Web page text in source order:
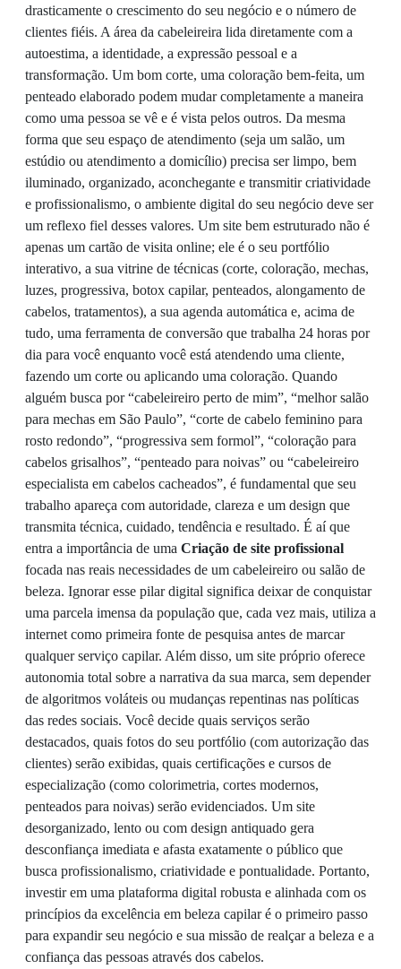
drasticamente o crescimento do seu negócio e o número de
clientes fiéis. A área da cabeleireira lida diretamente com a
autoestima, a identidade, a expressão pessoal e a
transformação. Um bom corte, uma coloração bem-feita, um
penteado elaborado podem mudar completamente a maneira
como uma pessoa se vê e é vista pelos outros. Da mesma
forma que seu espaço de atendimento (seja um salão, um
estúdio ou atendimento a domicílio) precisa ser limpo, bem
iluminado, organizado, aconchegante e transmitir criatividade
e profissionalismo, o ambiente digital do seu negócio deve ser
um reflexo fiel desses valores. Um site bem estruturado não é
apenas um cartão de visita online; ele é o seu portfólio
interativo, a sua vitrine de técnicas (corte, coloração, mechas,
luzes, progressiva, botox capilar, penteados, alongamento de
cabelos, tratamentos), a sua agenda automática e, acima de
tudo, uma ferramenta de conversão que trabalha 24 horas por
dia para você enquanto você está atendendo uma cliente,
fazendo um corte ou aplicando uma coloração. Quando
alguém busca por “cabeleireiro perto de mim”, “melhor salão
para mechas em São Paulo”, “corte de cabelo feminino para
rosto redondo”, “progressiva sem formol”, “coloração para
cabelos grisalhos”, “penteado para noivas” ou “cabeleireiro
especialista em cabelos cacheados”, é fundamental que seu
trabalho apareça com autoridade, clareza e um design que
transmita técnica, cuidado, tendência e resultado. É aí que
entra a importância de uma Criação de site profissional
focada nas reais necessidades de um cabeleireiro ou salão de
beleza. Ignorar esse pilar digital significa deixar de conquistar
uma parcela imensa da população que, cada vez mais, utiliza a
internet como primeira fonte de pesquisa antes de marcar
qualquer serviço capilar. Além disso, um site próprio oferece
autonomia total sobre a narrativa da sua marca, sem depender
de algoritmos voláteis ou mudanças repentinas nas políticas
das redes sociais. Você decide quais serviços serão
destacados, quais fotos do seu portfólio (com autorização das
clientes) serão exibidas, quais certificações e cursos de
especialização (como colorimetria, cortes modernos,
penteados para noivas) serão evidenciados. Um site
desorganizado, lento ou com design antiquado gera
desconfiança imediata e afasta exatamente o público que
busca profissionalismo, criatividade e pontualidade. Portanto,
investir em uma plataforma digital robusta e alinhada com os
princípios da excelência em beleza capilar é o primeiro passo
para expandir seu negócio e sua missão de realçar a beleza e a
confiança das pessoas através dos cabelos.